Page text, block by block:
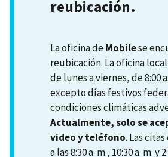
reubicación.
La oficina deMobilese
reubicación. La oficina
de lunes a viernes, de 8:00
excepto días festivos
condiciones climáticas
Actualmente, solo se
video y teléfono. Las
a las 8:30 a. m., 10:30 a. m. y